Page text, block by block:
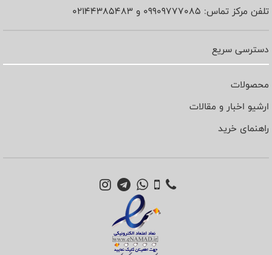
تلفن مرکز تماس: 09909777085 و 02144385483
دسترسی سریع
محصولات
ارشیو اخبار و مقالات
راهنمای خرید